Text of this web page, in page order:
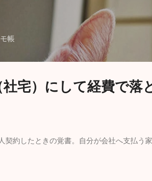
スキップしてメイン コンテンツに移動
帳
宅）にして経費で落
約したときの覚書。自分が会社へ支払う家